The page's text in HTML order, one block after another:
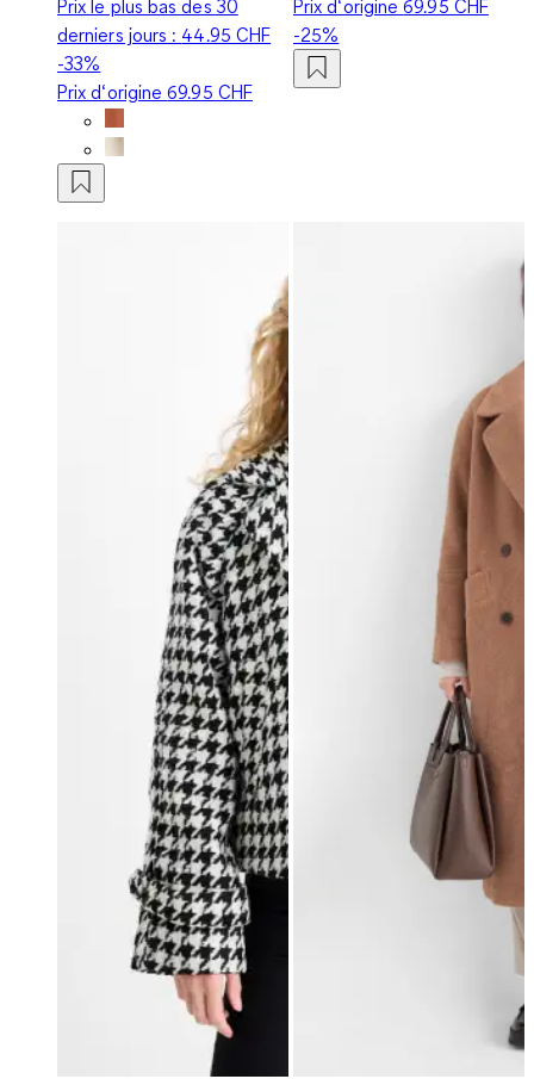
Prix le plus bas des 30
derniers jours : 44.95 CHF
-33%
Prix d‘origine69.95 CHF
Prix d‘origine69.95 CHF
-25%